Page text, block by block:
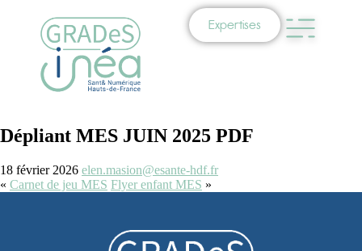
Expertises
Dépliant MES JUIN 2025 PDF
18 février 2026 elen.masion@esante-hdf.fr
« Carnet de jeu MES Flyer enfant MES »